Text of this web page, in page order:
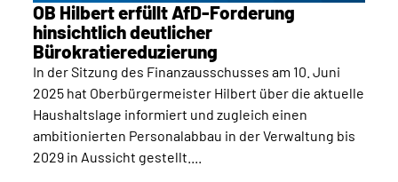
OB Hilbert erfüllt AfD-Forderung
hinsichtlich deutlicher
Bürokratiereduzierung
In der Sitzung des Finanzausschusses am 10. Juni
2025 hat Oberbürgermeister Hilbert über die aktuelle
Haushaltslage informiert und zugleich einen
ambitionierten Personalabbau in der Verwaltung bis
2029 in Aussicht gestellt....